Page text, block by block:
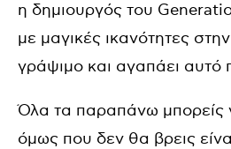
η δημιουργός του
με μαγικές ικανότητες
γράψιμο και αγαπάει αυτό
Όλα τα παραπάνω μπορείς
όμως που δεν θα βρεις